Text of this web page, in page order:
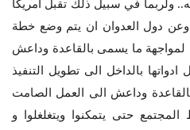
ولربما في سبيل ذلك تقبل امريكا
وعن دول العدوان ان يتم وضع خطة
ما يسمى بالقاعدة وداعش
بالداخل الى تطويل التنفيذ
بالقاعدة وداعش الى العمل الصامت
حتى يتمكنوا ويتغلغلوا و